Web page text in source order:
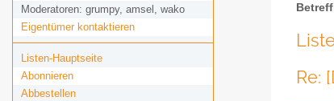
Moderatoren: grumpy, amsel, wako
Eigentümer kontaktieren
Listen-Hauptseite
Abonnieren
Abbestellen
Re: